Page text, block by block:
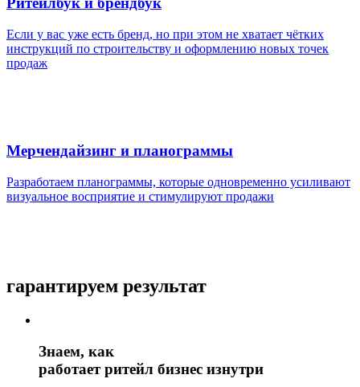
Если у вас уже есть бренд, но при этом не хватает чётких
инструкций по строительству и оформлению новых точек
продаж
Мерчендайзинг и планограммы
Разработаем планограммы, которые одновременно усиливают
визуальное восприятие и стимулируют продажи
гарантируем результат
Знаем, как
работает ритейл бизнес изнутри